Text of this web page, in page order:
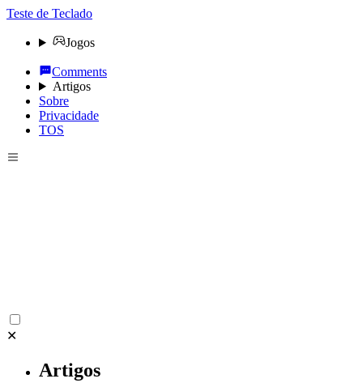
Teste de Teclado
Jogos
Comments
Artigos
Sobre
Privacidade
TOS
✕
Artigos